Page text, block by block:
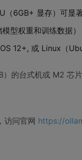
（6GB+ 显存）可显
型权重和训练数据）
12+, 或 Linux（
）的台式机或 M2 芯
访问官网 https://